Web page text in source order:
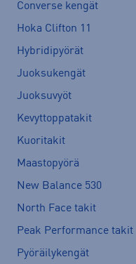
Converse kengät
Hoka Clifton 11
Hybridipyörät
Juoksukengät
Juoksuvyöt
Kevyttoppatakit
Kuoritakit
Maastopyörä
New Balance 530
North Face takit
Peak Performance takit
Pyöräilykengät